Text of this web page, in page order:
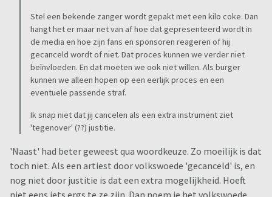
Stel een bekende zanger wordt gepakt met een kilo coke. Dan
hangt het er maar net van af hoe dat gepresenteerd wordt in
de media en hoe zijn fans en sponsoren reageren of hij
gecanceld wordt of niet. Dat proces kunnen we verder niet
beïnvloeden. En dat moeten we ook niet willen. Als burger
kunnen we alleen hopen op een eerlijk proces en een
eventuele passende straf.
Ik snap niet dat jij cancelen als een extra instrument ziet
'tegenover' (??) justitie.
'Naast' had beter geweest qua woordkeuze. Zo moeilijk is dat
toch niet. Als een artiest door volkswoede 'gecanceld' is, en
nog niet door justitie is dat een extra mogelijkheid. Hoeft